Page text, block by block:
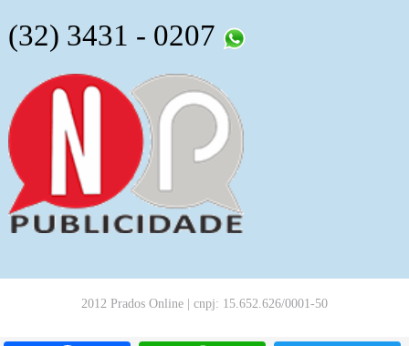
(32) 3431 - 0207
2012 Prados Online | cnpj: 15.652.626/0001-50